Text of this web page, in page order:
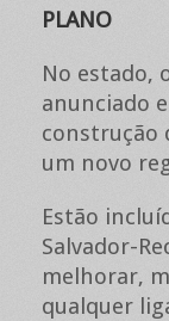
PLANO
No estado,
anunciado
construção
um novo
Estão
Salvador-
melhorar,
qualquer